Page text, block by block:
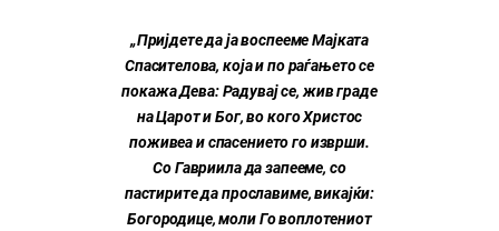
„Пријдете да ја воспееме Мајката
Спасителова, која и по раѓањето се
покажа Дева: Радувај се, жив граде
на Царот и Бог, во кого Христос
поживеа и спасението го изврши.
Со Гавриила да запееме, со
пастирите да прославиме, викајќи:
Богородице, моли Го воплотениот